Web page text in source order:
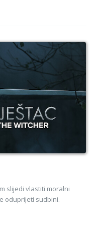
slijedi vlastiti moralni
oduprijeti sudbini.